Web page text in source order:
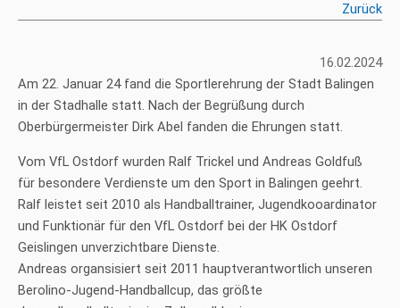
Zurück
16.02.2024
Am 22. Januar 24 fand die Sportlerehrung der Stadt Balingen
in der Stadhalle statt. Nach der Begrüßung durch
Oberbürgermeister Dirk Abel fanden die Ehrungen statt.
Vom VfL Ostdorf wurden Ralf Trickel und Andreas Goldfuß
für besondere Verdienste um den Sport in Balingen geehrt.
Ralf leistet seit 2010 als Handballtrainer, Jugendkooardinator
und Funktionär für den VfL Ostdorf bei der HK Ostdorf
Geislingen unverzichtbare Dienste.
Andreas organsisiert seit 2011 hauptverantwortlich unseren
Berolino-Jugend-Handballcup, das größte